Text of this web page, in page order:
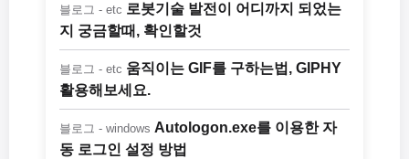
블로그 - etc 로봇기술 발전이 어디까지 되었는
지 궁금할때, 확인할것
블로그 - etc 움직이는 GIF를 구하는법, GIPHY
활용해보세요.
블로그 - windows Autologon.exe를 이용한 자
동 로그인 설정 방법